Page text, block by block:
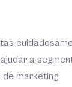
a
marketing.